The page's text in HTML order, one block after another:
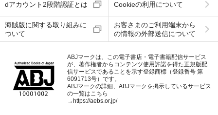
dアカウント2段階認証とは Cookieの利用について
海賊版に関する取り組みに
ついて
お客さまのご利用端末から
の情報の外部送信について
ABJマークは、この電子書店・電子書籍配信サービス
が、著作権者からコンテンツ使用許諾を得た正規版配
信サービスであることを示す登録商標（登録番号 第
6091713号）です。
ABJマークの詳細、ABJマークを掲示しているサービス
の一覧はこちら
→https://aebs.or.jp/